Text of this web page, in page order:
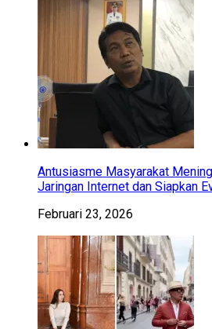
Antusiasme Masyarakat
Jaringan Internet dan Siapkan
Februari 23, 2026